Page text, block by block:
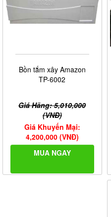
Bồn tắm xây Amazon
TP-6002
Giá Hãng: 5,010,000
(VNĐ)
Giá Khuyến Mại:
4,200,000 (VNĐ)
MUA NGAY